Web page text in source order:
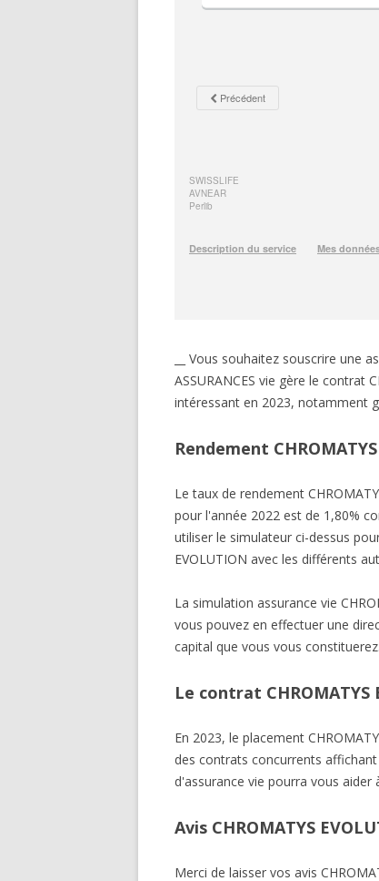
__ Vous souhaitez souscrire une
ASSURANCES vie gère le contrat
intéressant en 2023, notamment
Rendement
Le taux de rendement
pour l'année 2022 est de 1,80%
utiliser le simulateur ci-dessus
EVOLUTION avec les différents
La simulation assurance vie
vous pouvez en effectuer une
capital que vous vous constituerez.
Le contrat CHROMATYS
En 2023, le placement
des contrats concurrents
d'assurance vie pourra vous
Avis CHROMATYS
Merci de laisser vos avis